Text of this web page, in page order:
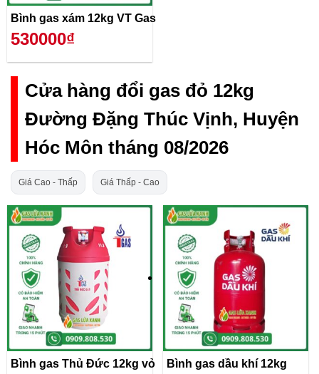
Bình gas xám 12kg VT Gas
530000₫
Cửa hàng đổi gas đỏ 12kg
Đường Đặng Thúc Vịnh, Huyện
Hóc Môn tháng 08/2026
Giá Cao - Thấp Giá Thấp - Cao
Bình gas Thủ Đức 12kg vỏ
Bình gas dầu khí 12kg